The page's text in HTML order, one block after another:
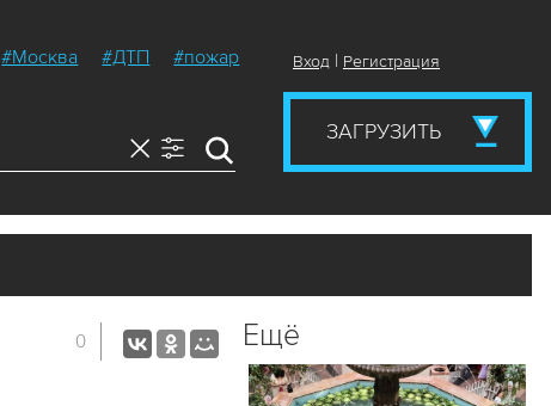
#Москва #ДТП #пожар Вход | Регистрация
ЗАГРУЗИТЬ
0 Ещё